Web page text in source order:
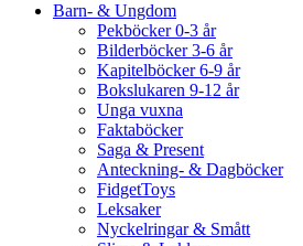
Barn- & Ungdom
Pekböcker 0-3 år
Bilderböcker 3-6 år
Kapitelböcker 6-9 år
Bokslukaren 9-12 år
Unga vuxna
Faktaböcker
Saga & Present
Anteckning- & Dagböcker
FidgetToys
Leksaker
Nyckelringar & Smått